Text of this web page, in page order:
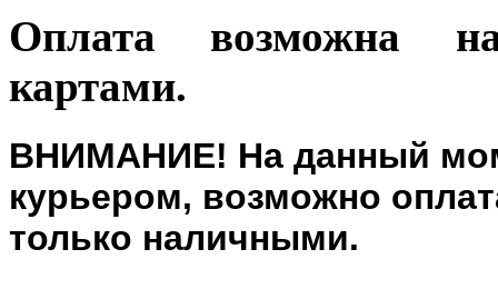
Оплата возможна
картами.
ВНИМАНИЕ! На данный
курьером, возможно
только наличными.